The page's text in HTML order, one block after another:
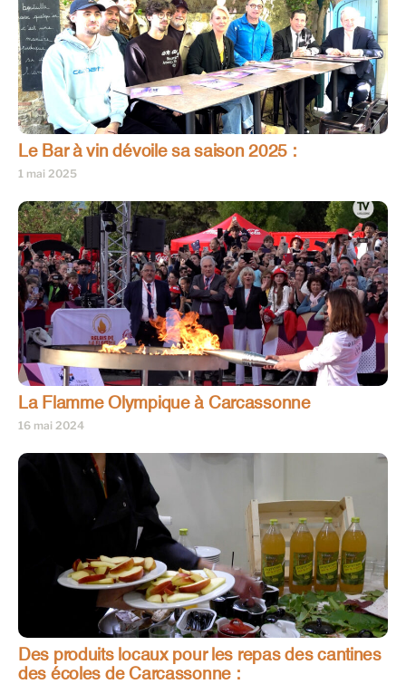
Le Bar à vin dévoile sa saison 2025 :
1 mai 2025
La Flamme Olympique à Carcassonne
16 mai 2024
Des produits locaux pour les repas des cantines
des écoles de Carcassonne :